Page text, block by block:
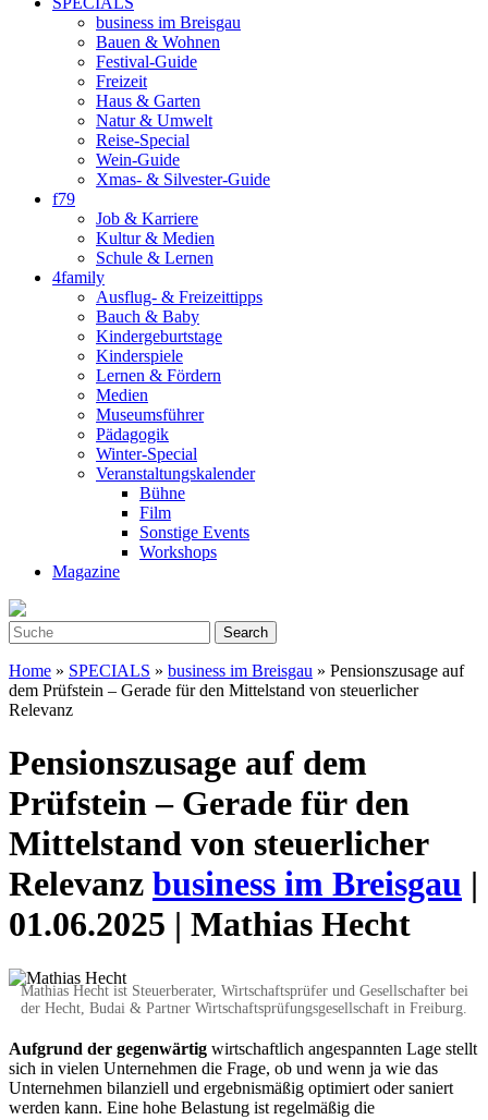
business im Breisgau
Bauen & Wohnen
Festival-Guide
Freizeit
Haus & Garten
Natur & Umwelt
Reise-Special
Wein-Guide
Xmas- & Silvester-Guide
f79
Job & Karriere
Kultur & Medien
Schule & Lernen
4family
Ausflug- & Freizeittipps
Bauch & Baby
Kindergeburtstage
Kinderspiele
Lernen & Fördern
Medien
Museumsführer
Pädagogik
Winter-Special
Veranstaltungskalender
Bühne
Film
Sonstige Events
Workshops
Magazine
Home » SPECIALS » business im Breisgau » Pensionszusage auf
dem Prüfstein – Gerade für den Mittelstand von steuerlicher
Relevanz
Pensionszusage auf dem
Prüfstein – Gerade für den
Mittelstand von steuerlicher
Relevanz business im Breisgau |
01.06.2025 | Mathias Hecht
Mathias Hecht ist Steuerberater, Wirtschaftsprüfer und Gesellschafter bei
der Hecht, Budai & Partner Wirtschaftsprüfungsgesellschaft in Freiburg.
Aufgrund der gegenwärtig wirtschaftlich angespannten Lage stellt
sich in vielen Unternehmen die Frage, ob und wenn ja wie das
Unternehmen bilanziell und ergebnismäßig optimiert oder saniert
werden kann. Eine hohe Belastung ist regelmäßig die